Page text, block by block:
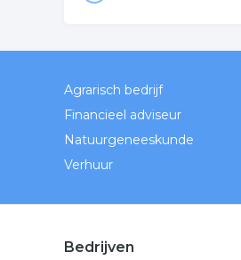
Agrarisch bedrijf
Financieel adviseur
Natuurgeneeskunde
Verhuur
Bedrijven